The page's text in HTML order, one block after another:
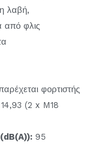
λαβή,
από φλις
φορτιστής
14,93 (2 x M18
95